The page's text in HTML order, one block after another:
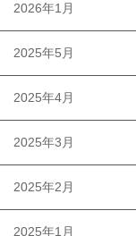
2026年1月
2025年5月
2025年4月
2025年3月
2025年2月
2025年1月